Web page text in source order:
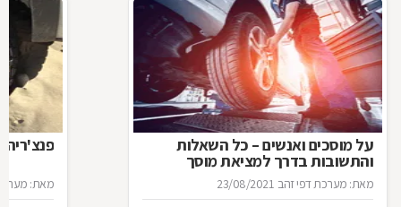
על מוסכים ואנשים – כל השאלות
והתשובות בדרך למציאת מוסך
מאת: מערכת דפי זהב 23/08/2021 מאת: